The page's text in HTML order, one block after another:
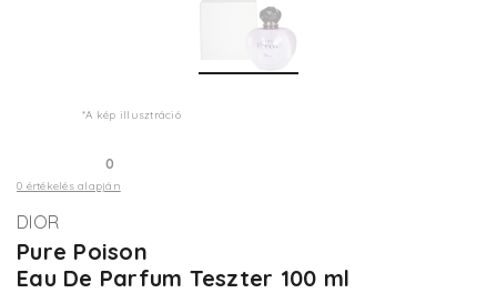
*A kép illusztráció
0
0 értékelés alapján
DIOR
Pure Poison
Eau De Parfum Teszter 100 ml